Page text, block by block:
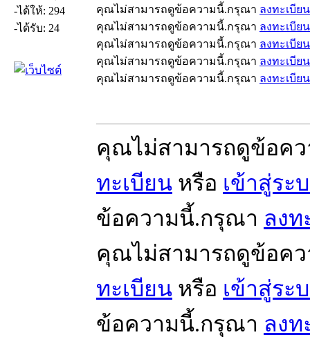
-ได้ให้: 294
-ได้รับ: 24
คุณไม่สามารถดูข้อความนี้.กรุณา ลงทะเบียน
คุณไม่สามารถดูข้อความนี้.กรุณา ลงทะเบียน
คุณไม่สามารถดูข้อความนี้.กรุณา ลงทะเบียน
คุณไม่สามารถดูข้อความนี้.กรุณา ลงทะเบียน
คุณไม่สามารถดูข้อความนี้.กรุณา ลงทะเบียน
คุณไม่สามารถดูข้อค
ทะเบียน หรือ เข้าสู่ระ
ข้อความนี้.กรุณา ลงท
คุณไม่สามารถดูข้อค
ทะเบียน หรือ เข้าสู่ระ
ข้อความนี้.กรุณา ลงท